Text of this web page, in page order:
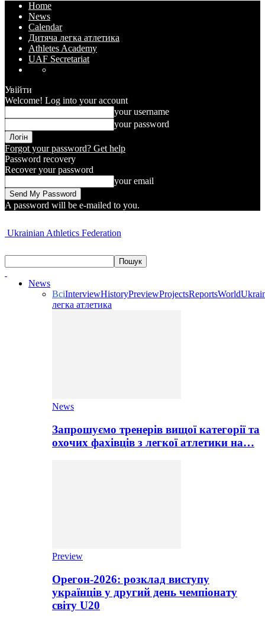
Home
News
Calendar
Дитяча легка атлетика
Athletes Academy
UAF Secretariat
Увійти
Welcome! Log into your account
your username
your password
Forgot your password? Get help
Password recovery
Recover your password
your email
A password will be e-mailed to you.
Ukrainian Athletics Federation
News
ВсіInterviewHistoryPreviewProjectsReportsWorld
легка атлетика
News
Запрошуємо тренерів вищої категорії та
охочих фахівців з легкої атлетики на…
Preview
Орегон-2026: розклад виступу
українців у другий день чемпіонату
світу U20